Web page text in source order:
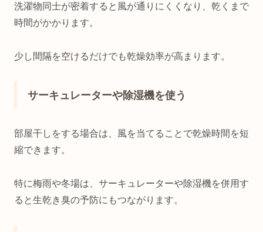
洗濯物同士が密着すると風が通りにくくなり、乾くまで
時間がかかります。
少し間隔を空けるだけでも乾燥効率が高まります。
サーキュレーターや除湿機を使う
部屋干しをする場合は、風を当てることで乾燥時間を短
縮できます。
特に梅雨や冬場は、サーキュレーターや除湿機を併用す
ると生乾き臭の予防にもつながります。